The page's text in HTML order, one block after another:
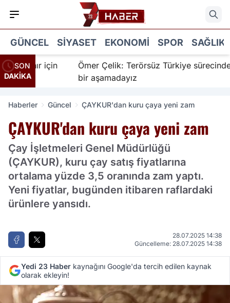
GÜNCEL SIYASET EKONOMI SPOR SAĞLIK
SON
DAKİKA
için
Ömer Çelik: Terörsüz Türkiye sürecinde
bir aşamadayız
Haberler Güncel ÇAYKUR'dan kuru çaya yeni zam
ÇAYKUR'dan kuru çaya yeni zam
Çay İşletmeleri Genel Müdürlüğü
(ÇAYKUR), kuru çay satış fiyatlarına
ortalama yüzde 3,5 oranında zam yaptı.
Yeni fiyatlar, bugünden itibaren raflardaki
ürünlere yansıdı.
28.07.2025 14:38
Güncelleme: 28.07.2025 14:38
Yedi 23 Haber kaynağını Google'da tercih edilen kaynak
olarak ekleyin!